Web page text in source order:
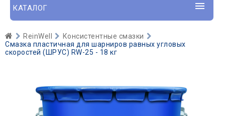
КАТАЛОГ
ReinWell
Консистентные смазки
Смазка пластичная для шарниров равных угловых
скоростей (ШРУС) RW-25 - 18 кг